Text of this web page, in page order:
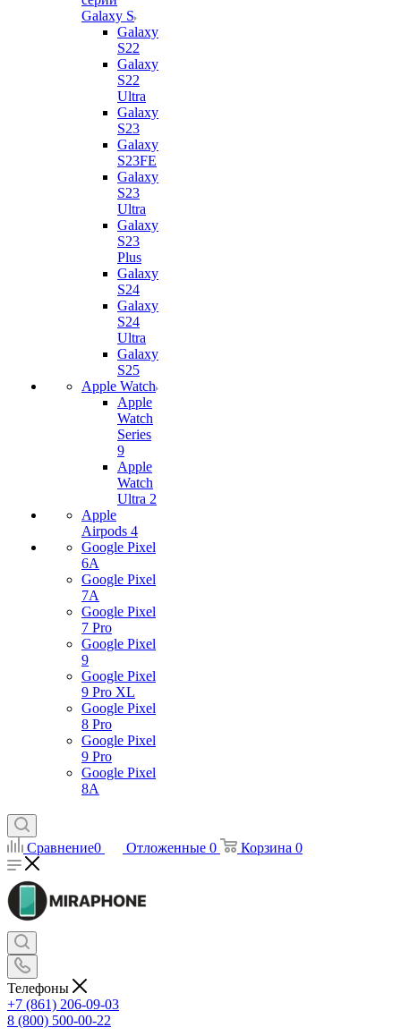
Galaxy S
Galaxy
S22
Galaxy
S22
Ultra
Galaxy
S23
Galaxy
S23FE
Galaxy
S23
Ultra
Galaxy
S23
Plus
Galaxy
S24
Galaxy
S24
Ultra
Galaxy
S25
Apple Watch
Apple
Watch
Series
9
Apple
Watch
Ultra 2
Apple
Airpods 4
Google Pixel
6A
Google Pixel
7А
Google Pixel
7 Pro
Google Pixel
9
Google Pixel
9 Pro XL
Google Pixel
8 Pro
Google Pixel
9 Pro
Google Pixel
8A
Сравнение0 Отложенные 0 Корзина 0
Телефоны
+7 (861) 206-09-03
8 (800) 500-00-22